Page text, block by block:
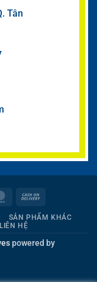
Tân
MasterCard
Delivery
SẢN PHẨM KHÁC
LIÊN HỆ
powered by